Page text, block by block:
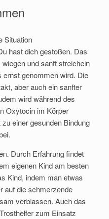
Situation
hast dich gestoßen. Das
und sanft streicheln
genommen wird. Die
aber auch ein sanfter
wird während des
Oxytocin im Körper
einer gesunden Bindung
Durch Erfahrung findet
eigenen Kind am besten
Kind, indem man etwas
auf die schmerzende
verblassen. Auch das
zum Einsatz